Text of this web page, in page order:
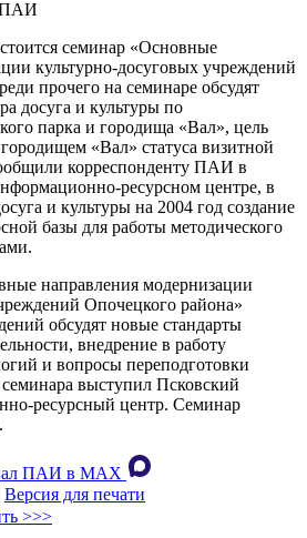
ПАИ
семинар «Основные
культурно-досуговых учреждений
прочего на семинаре обсудят
досуга и культуры по
парка и городища «Вал», цель
«Вал» статуса визитной
корреспонденту ПАИ в
ресурсном центре, в
и культуры на 2004 год создание
базы для работы методического
направления модернизации
Опочецкого района»
обсудят новые стандарты
внедрение в работу
и вопросы переподготовки
выступил Псковский
ресурсный центр. Семинар
ПАИ в MAХ
Версия для печати
>>>